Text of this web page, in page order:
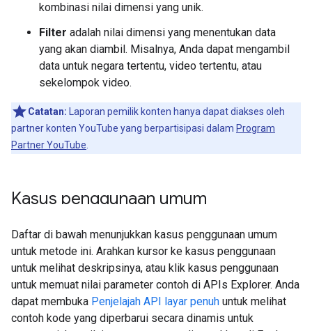
kombinasi nilai dimensi yang unik.
Filter adalah nilai dimensi yang menentukan data
yang akan diambil. Misalnya, Anda dapat mengambil
data untuk negara tertentu, video tertentu, atau
sekelompok video.
Catatan: Laporan pemilik konten hanya dapat diakses oleh
partner konten YouTube yang berpartisipasi dalam Program
Partner YouTube
Kasus penggunaan umum